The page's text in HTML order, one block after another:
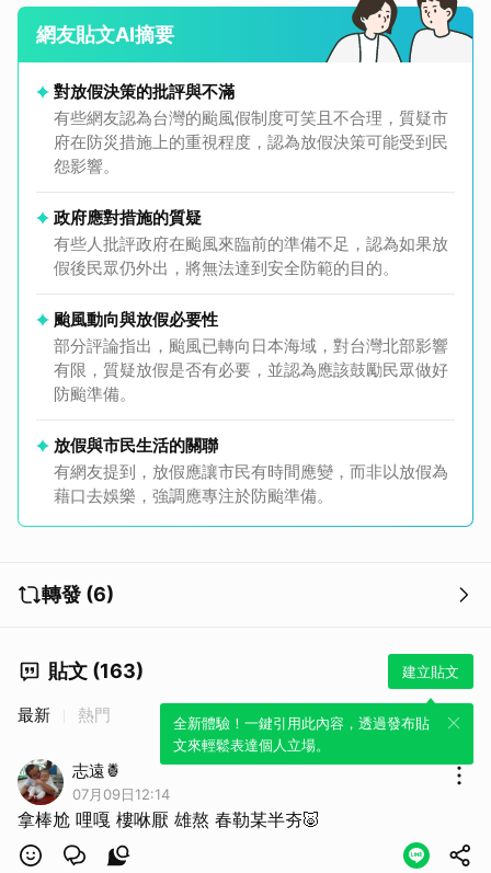
網友貼文AI摘要
對放假決策的批評與不滿
有些網友認為台灣的颱風假制度可笑且不合理，質疑市
府在防災措施上的重視程度，認為放假決策可能受到民
怨影響。
政府應對措施的質疑
有些人批評政府在颱風來臨前的準備不足，認為如果放
假後民眾仍外出，將無法達到安全防範的目的。
颱風動向與放假必要性
部分評論指出，颱風已轉向日本海域，對台灣北部影響
有限，質疑放假是否有必要，並認為應該鼓勵民眾做好
防颱準備。
放假與市民生活的關聯
有網友提到，放假應讓市民有時間應變，而非以放假為
藉口去娛樂，強調應專注於防颱準備。
轉發 (6)
貼文 (163) 建立貼文
全新體驗！一鍵引用此內容，透過發布貼
文來輕鬆表達個人立場。
最新 熱門
志遠🍍
07月09日12:14
拿棒尬 哩嘎 樓咻厭 雄熬 春勒某半夯🐷
取消